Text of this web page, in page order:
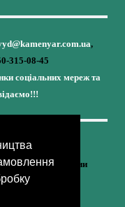
,
315-08-45
соціальних мереж та
у спротив,
перемогу України